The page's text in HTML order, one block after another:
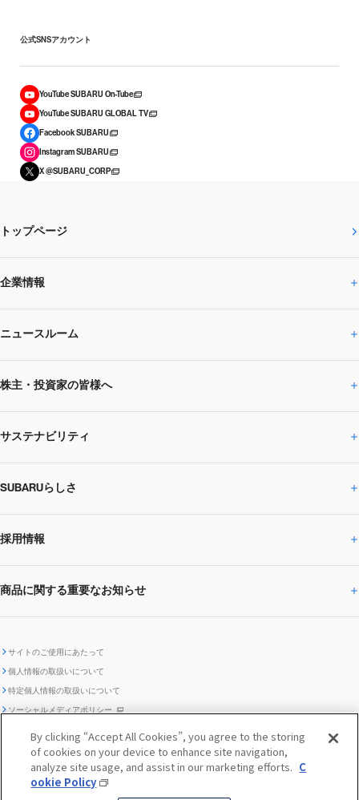
公式SNSアカウント
YouTube SUBARU On-Tube
YouTube SUBARU GLOBAL TV
Facebook SUBARU
Instagram SUBARU
X @SUBARU_CORP
トップページ
企業情報
企業情報トップ
SUBARUのありたい姿
SUBARU 2025方針
事業所・関係会社
ニュースルーム
ニュースルームトップ
ニュースリリース
閉じる
株主・投資家の皆様へ
株主・投資家の皆様へトップ
企業・経営
IRライブラリー
株主・投資家サポート
IRカレンダー
ディスクロージャー
ポリシー
サステナビリティ
サステナビリティトップ
CEOサステナビリティ
環境
ガバナンス
編集方針 レポートライブラリー
SUBARUらしさ
SUBARUらしさトップ
SUBARUびと
SUBARUデザイン
「SUBARUらしさ」を
際立たせる技術
2.環境技術
『魔改造の夜』特設サイト
採用情報
採用情報トップ
販売会社グループ採用 期間従業員採用
商品に関する重要なお知らせ
SUBARU ハイブリッド車 レスキュ
ー時の取扱い
自動車リサイクル リコール情報
助手席エアバッグに関する重要な SUBARUのロゴ・標章を不正使用
サイトのご使用にあたって
個人情報の取扱いについて
特定個人情報の取扱いについて
ソーシャルメディアポリシー
クッキーポリシー
メディア
By clicking “Accept All Cookies”, you agree to the storing
of cookies on your device to enhance site navigation,
analyze site usage, and assist in our marketing efforts. C
ookie Policy